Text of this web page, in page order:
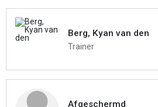
Berg, Kyan van den
Trainer
Afgeschermd